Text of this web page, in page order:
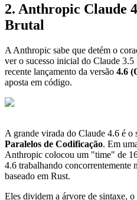
2. Anthropic Claude
Brutal
A Anthropic sabe que detém o
ver o sucesso inicial do Claude
recente lançamento da versão 4.6
aposta em código.
A grande virada do Claude 4.6 é o
Paralelos de Codificação. Em
Anthropic colocou um "time" de
4.6 trabalhando concorrentemente
baseado em Rust.
Eles dividem a árvore de sintaxe,